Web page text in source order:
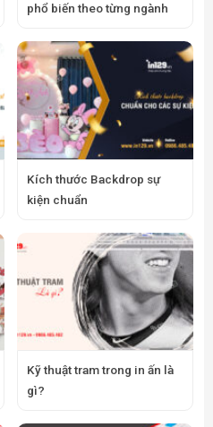
phổ biến theo từng ngành
Kích thước Backdrop sự
kiện chuẩn
Kỹ thuật tram trong in ấn là
gì?